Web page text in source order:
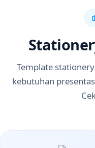
Template
kebutuhan